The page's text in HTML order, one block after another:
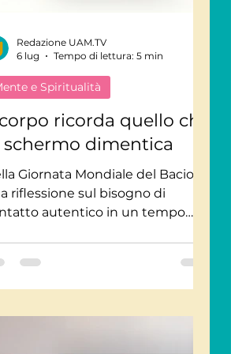
e rimedi naturali
Letteratura
ricorda quello che
schermo dimentica
Giornata Mondiale del Bacio,
riflessione sul bisogno di
autentico in un tempo
e Spiritualità
Redazione UAM.TV
6 lug
Tempo di lettura: 5 min